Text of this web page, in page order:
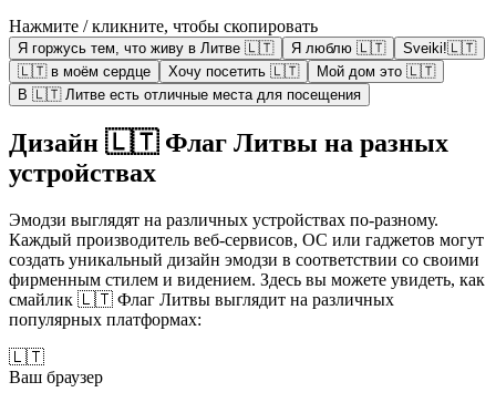
Нажмите / кликните, чтобы скопировать
Я горжусь тем, что живу в Литве 🇱🇹 Я люблю 🇱🇹
Sveiki!🇱🇹
🇱🇹 в моём сердце
Хочу посетить 🇱🇹
Мой дом это 🇱🇹
В 🇱🇹 Литве есть отличные места для посещения
Дизайн 🇱🇹 Флаг Литвы на разных
устройствах
Эмодзи выглядят на различных устройствах по-разному.
Каждый производитель веб-сервисов, ОС или гаджетов могут
создать уникальный дизайн эмодзи в соответствии со своими
фирменным стилем и видением. Здесь вы можете увидеть, как
смайлик 🇱🇹 Флаг Литвы выглядит на различных
популярных платформах:
🇱🇹
Ваш браузер